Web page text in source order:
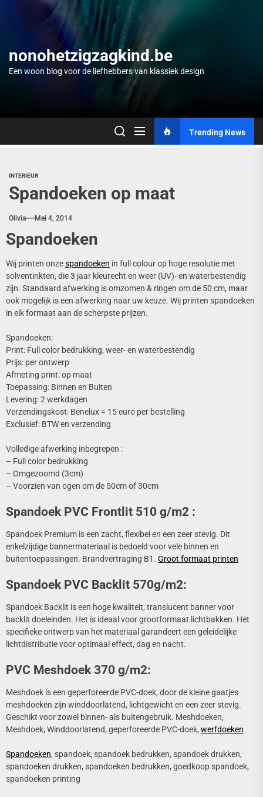
nonohetzigzagkind.be
Een woon blog voor de liefhebbers van klassiek design
Trending News
INTERIEUR
Spandoeken op maat
Olivia Mei 4, 2014
Spandoeken
Wij printen onzespandoeken in full colour op hoge resolutie met
solventinkten, die 3 jaar kleurecht en weer (UV)- en waterbestendig
zijn. Standaard afwerking is omzomen & ringen om de 50 cm, maar
ook mogelijk is een afwerking naar uw keuze. Wij printen spandoeken
in elk formaat aan de scherpste prijzen.
Spandoeken:
Print: Full color bedrukking, weer- en waterbestendig
Prijs: per ontwerp
Afmeting print: op maat
Toepassing: Binnen en Buiten
Levering: 2 werkdagen
Verzendingskost: Benelux = 15 euro per bestelling
Exclusief: BTW en verzending
Volledige afwerking inbegrepen :
– Full color bedrukking
– Omgezoomd (3cm)
– Voorzien van ogen om de 50cm of 30cm
Spandoek PVC Frontlit 510 g/m2 :
Spandoek Premium is een zacht, flexibel en een zeer stevig. Dit
enkelzijdige bannermateriaal is bedoeld voor vele binnen en
buitentoepassingen. Brandvertraging B1. Groot formaat printen
Spandoek PVC Backlit 570g/m2:
Spandoek Backlit is een hoge kwaliteit, translucent banner voor
backlit doeleinden. Het is ideaal voor grootformaat lichtbakken. Het
specifieke ontwerp van het materiaal garandeert een geleidelijke
lichtdistributie voor optimaal effect, dag en nacht.
PVC Meshdoek 370 g/m2:
Meshdoek is een geperforeerde PVC-doek, door de kleine gaatjes
meshdoeken zijn winddoorlatend, lichtgewicht en een zeer stevig.
Geschikt voor zowel binnen- als buitengebruik. Meshdoeken,
Meshdoek, Winddoorlatend, geperforeerde PVC-doek, werfdoeken
Spandoeken, spandoek, spandoek bedrukken, spandoek drukken,
spandoeken drukken, spandoeken bedrukken, goedkoop spandoek,
spandoeken printing